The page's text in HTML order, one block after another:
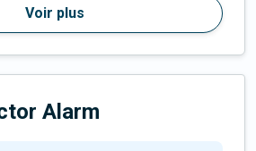
Voir plus
Alarm